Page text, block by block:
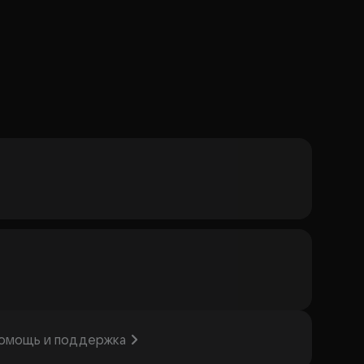
и поддержка